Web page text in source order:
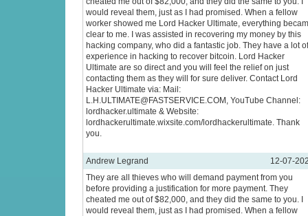
would reveal them, just as I had promised. When a fellow
worker showed me Lord Hacker Ultimate, everything
clear to me. I was assisted in recovering my money by this
hacking company, who did a fantastic job. They have a lot of
experience in hacking to recover bitcoin. Lord Hacker
Ultimate are so direct and you will feel the relief on just
contacting them as they will for sure deliver. Contact Lord
Hacker Ultimate via: Mail:
L.H.ULTIMATE@FASTSERVICE.COM, YouTube Channel:
lordhacker.ultimate & Website:
lordhackerultimate.wixsite.com/lordhackerultimate. Thank
you.
Andrew Legrand
12-07-
They are all thieves who will demand payment from you
before providing a justification for more payment. They
cheated me out of $82,000, and they did the same to you. I
would reveal them, just as I had promised. When a fellow